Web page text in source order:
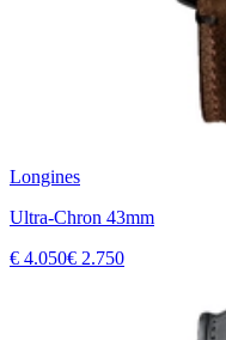
Longines
Ultra-Chron 43mm
€ 4.050€ 2.750